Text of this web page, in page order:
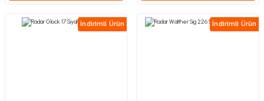
İndirimli Ürün İndirimli Ürün